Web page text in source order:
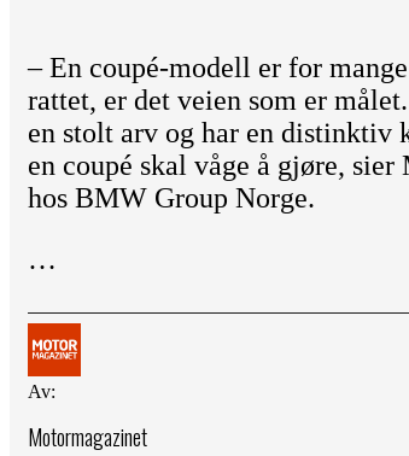
– En coupé-modell er for
rattet, er det veien som er
en stolt arv og har en distinktiv
en coupé skal våge å gjøre,
hos BMW Group Norge.
…
Av:
Motormagazinet